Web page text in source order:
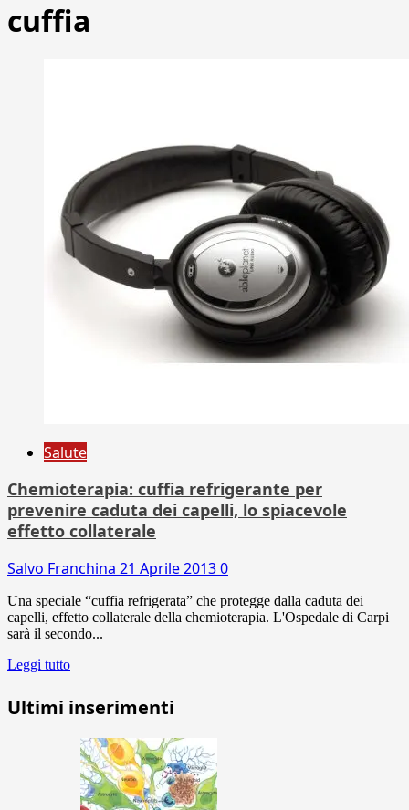
cuffia
Salute
Chemioterapia: cuffia refrigerante per
prevenire caduta dei capelli, lo spiacevole
effetto collaterale
Salvo Franchina 21 Aprile 20130
Una speciale “cuffia refrigerata” che protegge dalla caduta dei
capelli, effetto collaterale della chemioterapia. L'Ospedale di Carpi
sarà il secondo...
Leggi tutto
Ultimi inserimenti